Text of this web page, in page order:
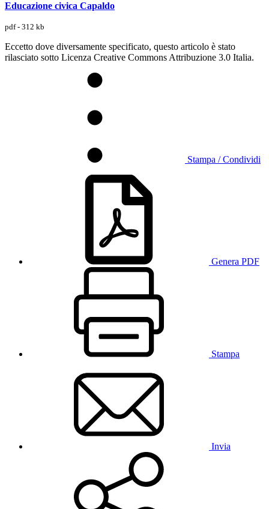
Educazione civica Capaldo
pdf - 312 kb
Eccetto dove diversamente specificato, questo articolo è stato
rilasciato sotto Licenza Creative Commons Attribuzione 3.0 Italia.
Stampa / Condividi
Genera PDF
Stampa
Invia